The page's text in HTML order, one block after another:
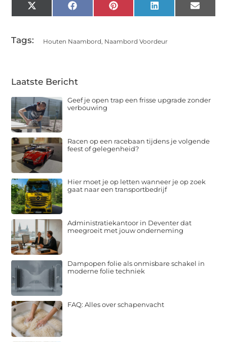
X
(Twitter)
FacebookPinterestLinkedInEmail
Tags: Houten Naambord, Naambord Voordeur
Laatste Bericht
Geef je open trap een frisse upgrade zonder
verbouwing
Racen op een racebaan tijdens je volgende
feest of gelegenheid?
Hier moet je op letten wanneer je op zoek
gaat naar een transportbedrijf
Administratiekantoor in Deventer dat
meegroeit met jouw onderneming
Dampopen folie als onmisbare schakel in
moderne folie techniek
FAQ: Alles over schapenvacht